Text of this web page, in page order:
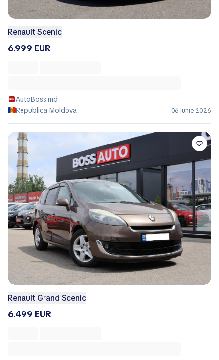
Renault Scenic
6.999 EUR
AutoBoss.md
Republica Moldova
06 Iunie 2026
Renault Grand Scenic
6.499 EUR